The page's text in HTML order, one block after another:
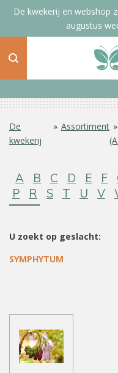
Ga
de
De kwekerij en webshop
augustus
De
kwekerij
» Assortiment »
A B C D E F
P
R S T U V
U zoekt op geslacht:
SYMPHYTUM